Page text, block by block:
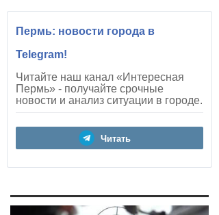
Пермь: новости города в
Telegram!
Читайте наш канал «Интересная
Пермь» - получайте срочные
новости и анализ ситуации в городе.
Читать